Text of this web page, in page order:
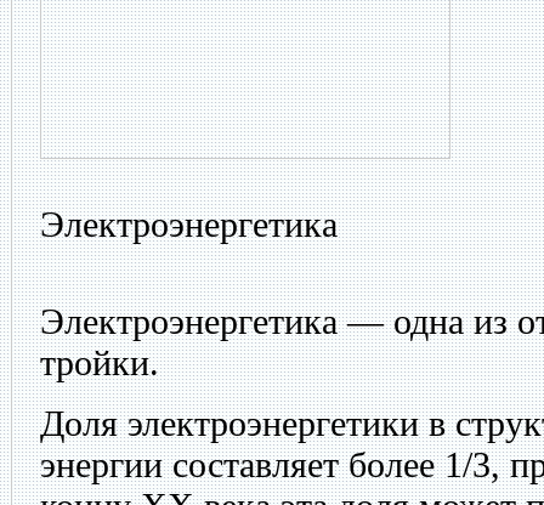
Электроэнергетика
Электроэнергетика — одна из
тройки.
Доля электроэнергетики в
энергии составляет более 1/3,